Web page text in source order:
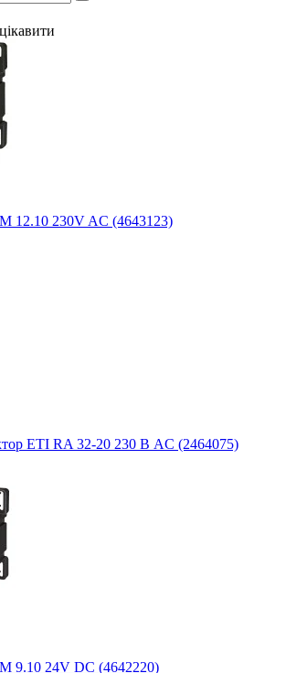
12.10 230V AC (4643123)
ETI RA 32-20 230 В AC (2464075)
9.10 24V DC (4642220)